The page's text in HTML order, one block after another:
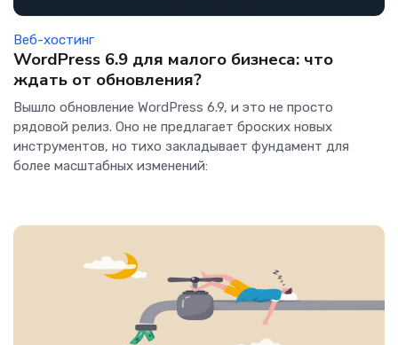
Веб-хостинг
WordPress 6.9 для малого бизнеса: что
ждать от обновления?
Вышло обновление WordPress 6.9, и это не просто
рядовой релиз. Оно не предлагает броских новых
инструментов, но тихо закладывает фундамент для
более масштабных изменений: